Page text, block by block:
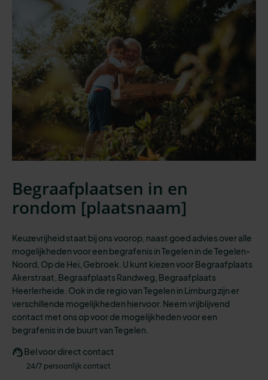
Begraafplaatsen in en
rondom [plaatsnaam]
Keuzevrijheid staat bij ons voorop, naast goed advies over alle
mogelijkhedenvoor een begrafenisin Tegelen in de Tegelen-
Noord, Op de Hei, Gebroek. U kunt kiezen voorBegraafplaats
Akerstraat, Begraafplaats Randweg, Begraafplaats
Heerlerheide. Ook in de regio van Tegelen in Limburg zijn er
verschillende mogelijkheden hiervoor. Neem vrijblijvend
contact met ons op voor de mogelijkheden voor een
begrafenis in de buurt van Tegelen.
Bel voor direct contact
24/7 persoonlijk contact